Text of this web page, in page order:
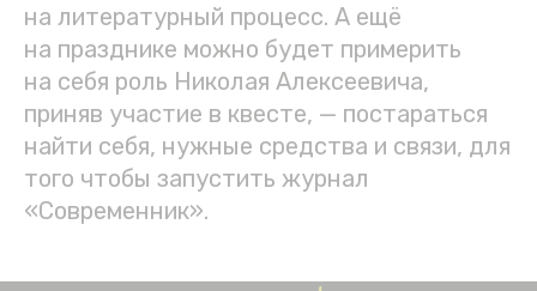
на литературный процесс. А ещё
на празднике можно будет примерить
на себя роль Николая Алексеевича,
приняв участие в квесте, — постараться
найти себя, нужные средства и связи, для
того чтобы запустить журнал
«Современник».